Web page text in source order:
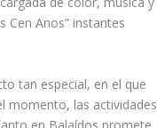
Anos” instantes
tan especial, en el que
momento, las actividades